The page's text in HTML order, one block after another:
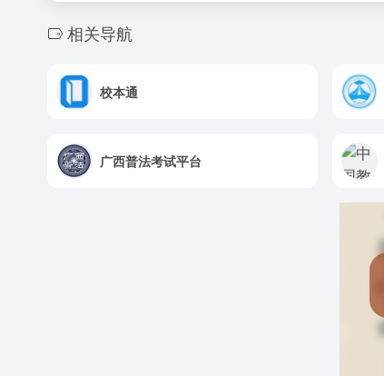
相关导航
校本通
广西普法考试平台